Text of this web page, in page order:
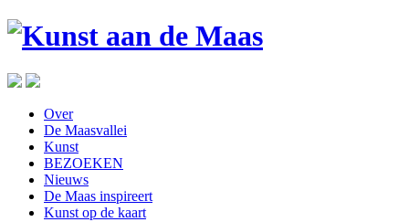
Over
De Maasvallei
Kunst
BEZOEKEN
Nieuws
De Maas inspireert
Kunst op de kaart